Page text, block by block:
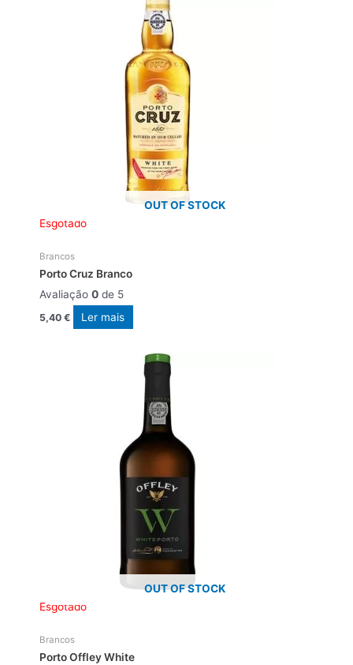
OUT OF STOCK
Esgotado
Brancos
Porto Cruz Branco
Avaliação 0 de 5
5,40 € Ler mais
OUT OF STOCK
Esgotado
Brancos
Porto Offley White